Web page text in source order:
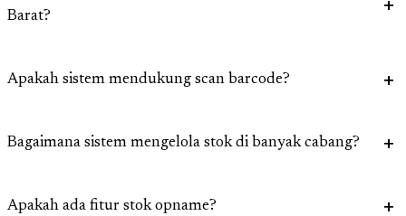
Barat?
Apakah sistem mendukung scan barcode?
Bagaimana sistem mengelola stok di banyak cabang?
Apakah ada fitur stok opname?